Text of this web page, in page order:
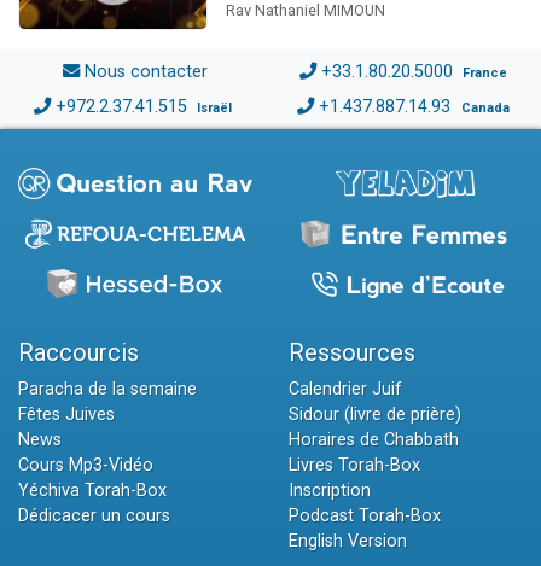
Rav Nathaniel MIMOUN
Nous contacter +33.1.80.20.5000 France
+972.2.37.41.515 Israël +1.437.887.14.93 Canada
Raccourcis
Paracha de la semaine
Fêtes Juives
News
Cours Mp3-Vidéo
Yéchiva Torah-Box
Dédicacer un cours
Ressources
Calendrier Juif
Sidour (livre de prière)
Horaires de Chabbath
Livres Torah-Box
Inscription
Podcast Torah-Box
English Version